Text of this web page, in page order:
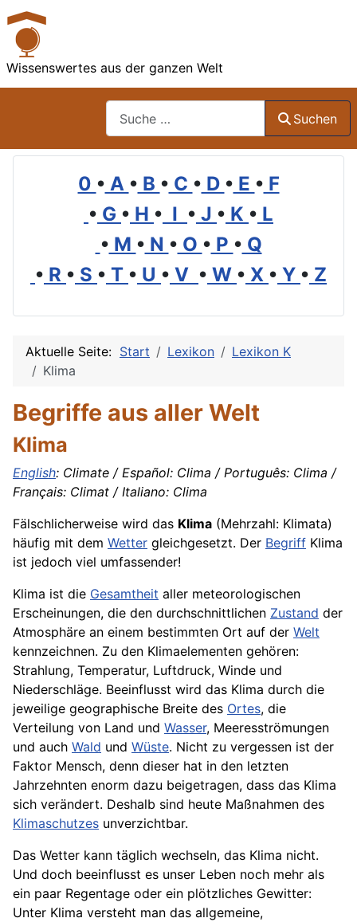
Wissenswertes aus der ganzen Welt
Suchen
0 • A • B • C • D • E • F
• G • H • I • J • K • L
• M • N • O • P • Q
• R • S • T • U • V • W • X • Y • Z
Aktuelle Seite: Start Lexikon
Lexikon K
Klima
Begriffe aus aller Welt
Klima
English: Climate / Español: Clima / Português: Clima /
Français: Climat / Italiano: Clima
Fälschlicherweise wird das Klima (Mehrzahl: Klimata)
häufig mit dem Wetter gleichgesetzt. Der Begriff Klima
ist jedoch viel umfassender!
Klima ist die Gesamtheit aller meteorologischen
Erscheinungen, die den durchschnittlichen Zustand der
Atmosphäre an einem bestimmten Ort auf der Welt
kennzeichnen. Zu den Klimaelementen gehören:
Strahlung, Temperatur, Luftdruck, Winde und
Niederschläge. Beeinflusst wird das Klima durch die
jeweilige geographische Breite des Ortes, die
Verteilung von Land und Wasser, Meeresströmungen
und auch Wald und Wüste. Nicht zu vergessen ist der
Faktor Mensch, denn dieser hat in den letzten
Jahrzehnten enorm dazu beigetragen, dass das Klima
sich verändert. Deshalb sind heute Maßnahmen des
Klimaschutzes unverzichtbar.
Das Wetter kann täglich wechseln, das Klima nicht.
Und doch beeinflusst es unser Leben noch mehr als
ein paar Regentage oder ein plötzliches Gewitter:
Unter Klima versteht man das allgemeine,